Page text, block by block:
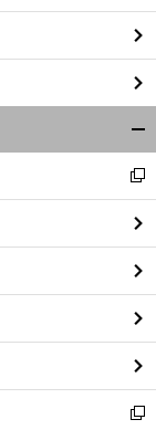
閉
る
新
し
い
ウ
ィ
ン
ド
ウ
で
開
く
新